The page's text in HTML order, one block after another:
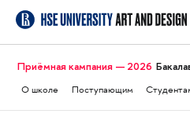
Приёмная кампания — 2026
О школе Поступающим